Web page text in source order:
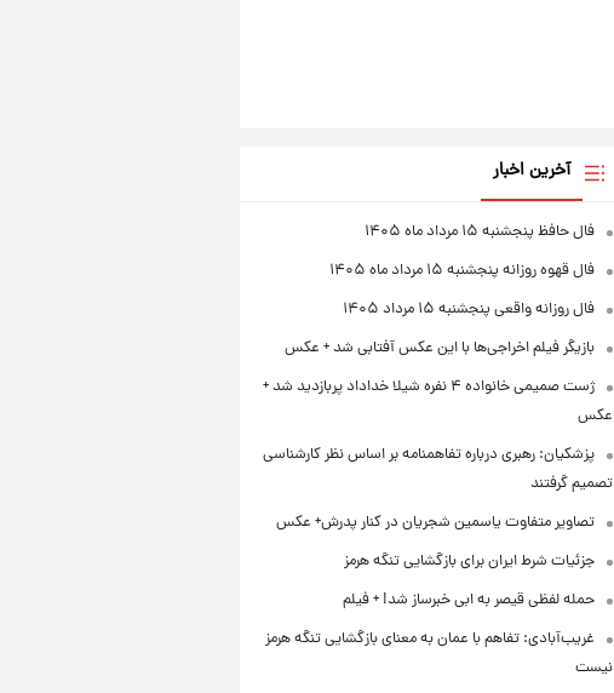
آخرین اخبار
فال حافظ پنجشنبه ۱۵ مرداد ماه ۱۴۰۵
فال قهوه روزانه پنجشنبه ۱۵ مرداد ماه ۱۴۰۵
فال روزانه واقعی پنجشنبه ۱۵ مرداد ۱۴۰۵
بازیگر فیلم اخراجی‌ها با این عکس آفتابی شد + عکس
ژست صمیمی خانواده ۴ نفره شیلا خداداد پربازدید شد +
عکس
پزشکیان: رهبری درباره تفاهمنامه بر اساس نظر کارشناسی
تصمیم گرفتند
تصاویر متفاوت یاسمین شجریان در کنار پدرش+ عکس
جزئیات شرط ایران برای بازگشایی تنگه هرمز
حمله لفظی قیصر به ابی خبرساز شد! + فیلم
غریب‌آبادی: تفاهم با عمان به معنای بازگشایی تنگه هرمز
نیست